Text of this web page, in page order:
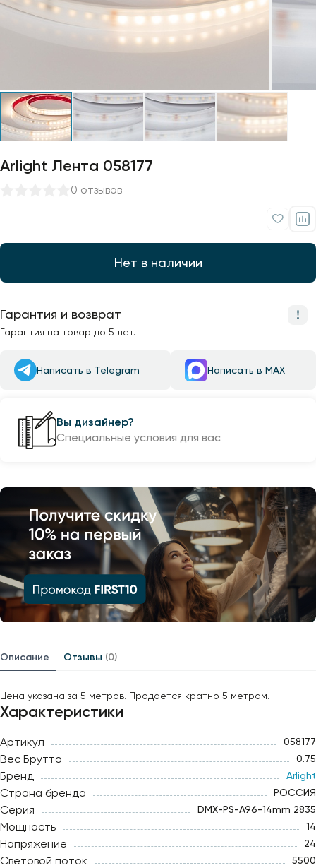
Arlight Лента 058177
0 отзывов
Нет в наличии
Гарантия и возврат
Гарантия на товар до 5 лет.
Написать в Telegram Написать в MAX
Вы дизайнер?
Специальные условия для вас
Описание Отзывы (0)
Цена указана за 5 метров. Продается кратно 5 метрам.
Характеристики
Артикул 058177
Вес Брутто 0.75
Бренд Arlight
Страна бренда РОССИЯ
Серия DMX-PS-A96-14mm 2835
Мощность 14
Напряжение 24
Световой поток 5500
Профили для ленты